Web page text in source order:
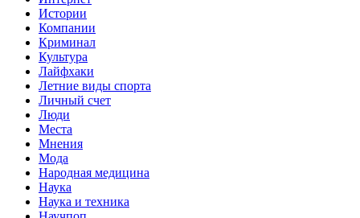
Истории
Компании
Криминал
Культура
Лайфхаки
Летние виды спорта
Личный счет
Люди
Места
Мнения
Мода
Народная медицина
Наука
Наука и техника